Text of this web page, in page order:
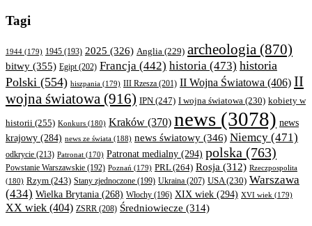
Tagi
1944 (179) 1945 (193) 2025 (326) Anglia (229) archeologia (870)
bitwy (355) Egipt(202) Francja (442) historia (473) historia
Polski (554) hiszpania (179) III Rzesza (201) II Wojna Światowa (406) II
wojna światowa (916) IPN (247) I wojna światowa (230) kobiety w
historii (255) Konkurs (180) Kraków (370) news (3078) news
krajowy (284) news ze świata (188) news światowy (346) Niemcy (471)
odkrycie (213) Patronat (170) Patronat medialny (294) polska (763)
Powstanie Warszawskie (192) Poznań (179) PRL(264) Rosja (312) Rzeczpospolita
(180) Rzym (243) Stany zjednoczone (199) Ukraina (207) USA(230) Warszawa
(434) Wielka Brytania (268) Włochy (196) XIX wiek (294) XVI wiek (179)
XX wiek (404) ZSRR (208) Średniowiecze (314)